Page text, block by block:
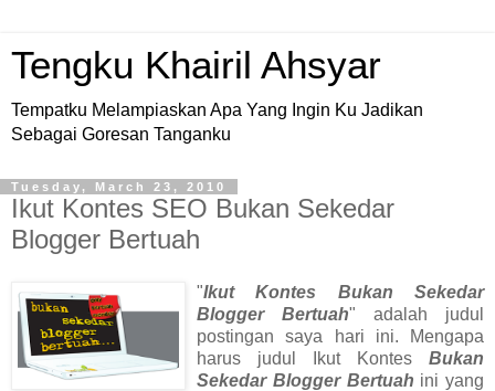
Tengku Khairil Ahsyar
Tempatku Melampiaskan Apa Yang Ingin Ku Jadikan
Sebagai Goresan Tanganku
Tuesday, March 23, 2010
Ikut Kontes SEO Bukan Sekedar
Blogger Bertuah
"Ikut Kontes Bukan Sekedar
Blogger Bertuah" adalah judul
postingan saya hari ini. Mengapa
harus judul Ikut Kontes Bukan
Sekedar Blogger Bertuah ini yang